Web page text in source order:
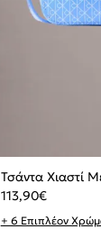
Τσάντα Χιαστί
113,90€
+ 6 Επιπλέον